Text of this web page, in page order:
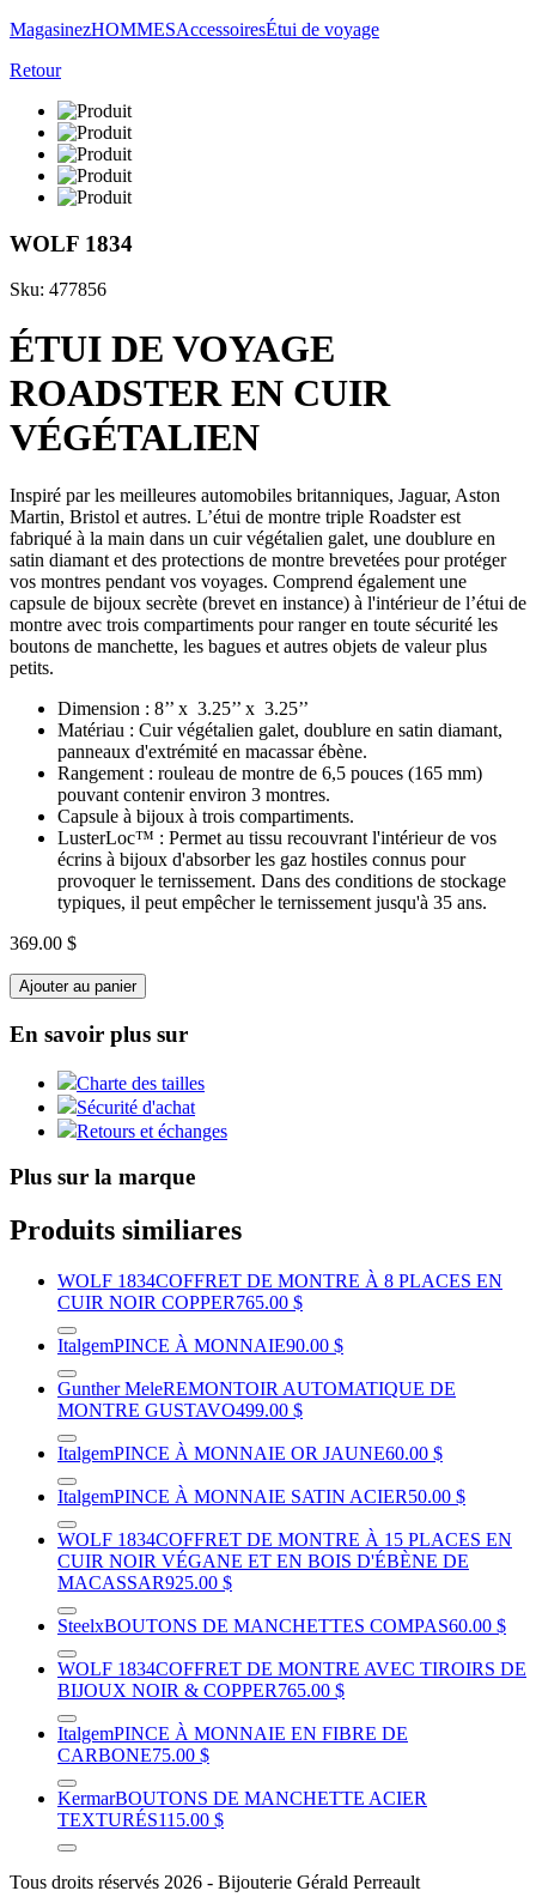
MagasinezHOMMESAccessoiresÉtui de voyage
Retour
WOLF 1834
Sku: 477856
ÉTUI DE VOYAGE
ROADSTER EN CUIR
VÉGÉTALIEN
Inspiré par les meilleures automobiles britanniques, Jaguar, Aston
Martin, Bristol et autres. L’étui de montre triple Roadster est
fabriqué à la main dans un cuir végétalien galet, une doublure en
satin diamant et des protections de montre brevetées pour protéger
vos montres pendant vos voyages. Comprend également une
capsule de bijoux secrète (brevet en instance) à l'intérieur de l’étui de
montre avec trois compartiments pour ranger en toute sécurité les
boutons de manchette, les bagues et autres objets de valeur plus
petits.
Dimension : 8’’ x 3.25’’ x 3.25’’
Matériau : Cuir végétalien galet, doublure en satin diamant,
panneaux d'extrémité en macassar ébène.
Rangement : rouleau de montre de 6,5 pouces (165 mm)
pouvant contenir environ 3 montres.
Capsule à bijoux à trois compartiments.
LusterLoc™ : Permet au tissu recouvrant l'intérieur de vos
écrins à bijoux d'absorber les gaz hostiles connus pour
provoquer le ternissement. Dans des conditions de stockage
typiques, il peut empêcher le ternissement jusqu'à 35 ans.
369.00 $
Ajouter au panier
En savoir plus sur
Charte des tailles
Sécurité d'achat
Retours et échanges
Plus sur la marque
Produits similiares
WOLF 1834COFFRET DE MONTRE À 8 PLACES EN
CUIR NOIR COPPER765.00 $
ItalgemPINCE À MONNAIE90.00 $
Gunther MeleREMONTOIR AUTOMATIQUE DE
MONTRE GUSTAVO499.00 $
ItalgemPINCE À MONNAIE OR JAUNE60.00 $
ItalgemPINCE À MONNAIE SATIN ACIER50.00 $
WOLF 1834COFFRET DE MONTRE À 15 PLACES EN
CUIR NOIR VÉGANE ET EN BOIS D'ÉBÈNE DE
MACASSAR925.00 $
SteelxBOUTONS DE MANCHETTES COMPAS60.00 $
WOLF 1834COFFRET DE MONTRE AVEC TIROIRS DE
BIJOUX NOIR & COPPER765.00 $
ItalgemPINCE À MONNAIE EN FIBRE DE
CARBONE75.00 $
KermarBOUTONS DE MANCHETTE ACIER
TEXTURÉS115.00 $
Tous droits réservés 2026 - Bijouterie Gérald Perreault